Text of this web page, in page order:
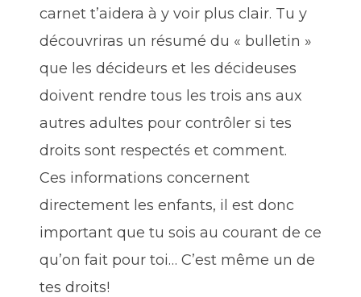
carnet t’aidera à y voir plus clair. Tu y
découvriras un résumé du « bulletin »
que les décideurs et les décideuses
doivent rendre tous les trois ans aux
autres adultes pour contrôler si tes
droits sont respectés et comment.
Ces informations concernent
directement les enfants, il est donc
important que tu sois au courant de ce
qu’on fait pour toi… C’est même un de
tes droits!